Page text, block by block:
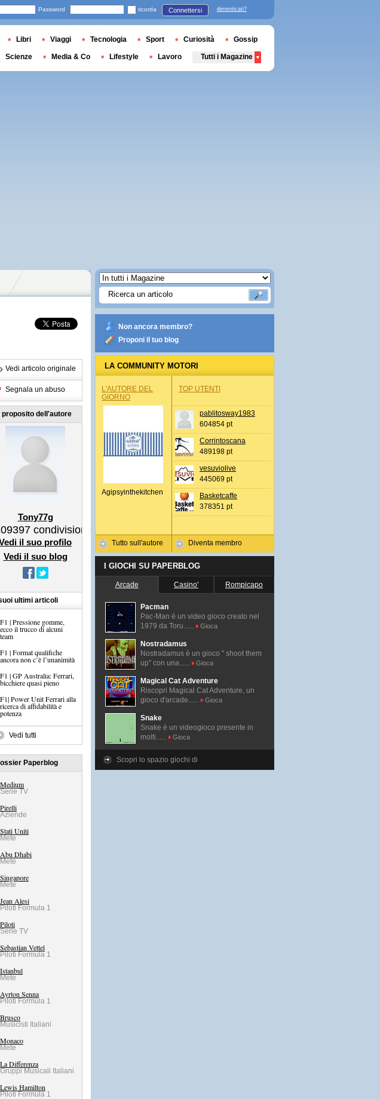
Vedi articolo originale
Segnala un abuso
proposito dell'autore
Tony77g
condivisioni
il suo profilo
Vedi il suo blog
suoi ultimi articoli
F1 | Pressione gomme,
ecco il trucco di alcuni
team
F1 | Format qualifiche
ancora non c’è l’unanimità
F1 | GP Australia: Ferrari,
bicchiere quasi pieno
F1| Power Unit Ferrari alla
ricerca di affidabilità e
potenza
Vedi tutti
Paperblog
Medium
Serie TV
Pirelli
Aziende
Stati Uniti
Mete
Abu Dhabi
Mete
Singapore
Mete
Jean Alesi
Piloti Formula 1
Piloti
Serie TV
Sebastian Vettel
Piloti Formula 1
Istanbul
Mete
Ayrton Senna
Piloti Formula 1
Brusco
Musicisti Italiani
Monaco
Mete
La Differenza
Gruppi Musicali Italiani
Lewis Hamilton
Piloti Formula 1
Non ancora membro?
Proponi il tuo blog
LA COMMUNITY MOTORI
L'AUTORE DEL
GIORNO
Agipsyinthekitchen
Tutto sull'autore
TOP UTENTI
pablitosway1983
604854 pt
Corrintoscana
489198 pt
vesuviolive
445069 pt
Basketcaffe
378351 pt
Diventa membro
I GIOCHI SU PAPERBLOG
Arcade Casino' Rompicapo
Pacman
Pac-Man é un video gioco creato nel
1979 da Toru......
Gioca
Nostradamus
Nostradamus è un gioco " shoot them
up" con una......
Gioca
Magical Cat Adventure
Riscopri Magical Cat Adventure, un
gioco d'arcade......
Gioca
Snake
Snake è un videogioco presente in
molti......
Gioca
Scopri lo spazio giochi di
Password ricorda Connettersi dimenticati?
Libri Viaggi Tecnologia Sport Curiosità Gossip
Scienze Media & Co Lifestyle Lavoro Tutti i Magazine